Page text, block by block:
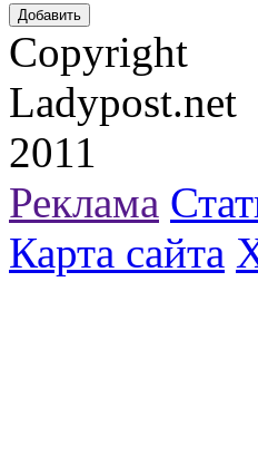
Copyright
Ladypost.net
2011
Реклама
Карта сайта